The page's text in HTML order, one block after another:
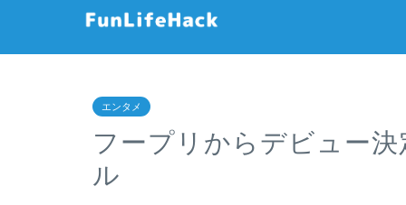
エンタメ
フープリからデビュー
ル